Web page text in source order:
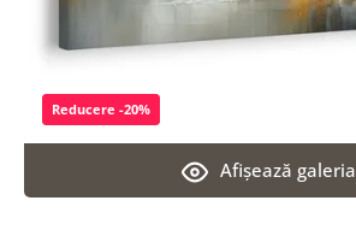
Afişează galeria
Reducere -20%